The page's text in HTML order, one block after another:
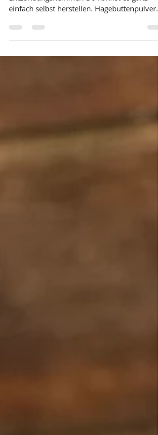
Hagebuttenpulver wirkt als pflanzlicher
einfach selbst herstellen. Hagebuttenpulver
hilft ganz...